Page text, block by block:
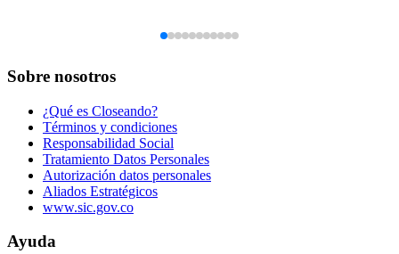
Sobre nosotros
¿Qué es Closeando?
Términos y condiciones
Responsabilidad Social
Tratamiento Datos Personales
Autorización datos personales
Aliados Estratégicos
www.sic.gov.co
Ayuda